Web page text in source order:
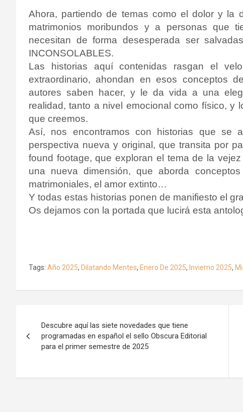
Ahora, partiendo de temas como el dolor y la
matrimonios moribundos y a personas que
necesitan de forma desesperada ser
INCONSOLABLES.
Las historias aquí contenidas rasgan el
extraordinario, ahondan en esos conceptos
autores saben hacer, y le da vida a una
realidad, tanto a nivel emocional como físico, y
que creemos.
Así, nos encontramos con historias que se
perspectiva nueva y original, que transita por
found footage, que exploran el tema de la
una nueva dimensión, que aborda
matrimoniales, el amor extinto…
Y todas estas historias ponen de manifiesto el
Os dejamos con la portada que lucirá esta
Tags: Año 2025, Dilatando Mentes, Enero De 2025, Invierno 2025,
de
entradas
Descubre aquí las siete novedades que tiene
programadas en español el sello Obscura Editorial
para el primer semestre de 2025